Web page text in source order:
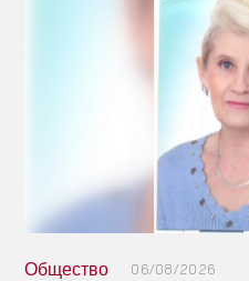
Общество 06/08/2026